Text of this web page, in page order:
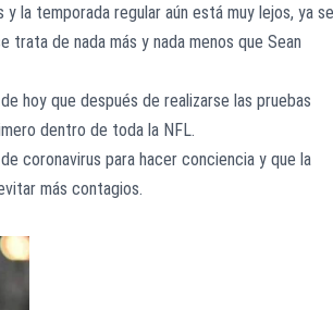
la temporada regular aún está muy lejos, ya se
de nada más y nada menos que Sean
hoy que después de realizarse las pruebas
dentro de toda la NFL.
coronavirus para hacer conciencia y que la
más contagios.